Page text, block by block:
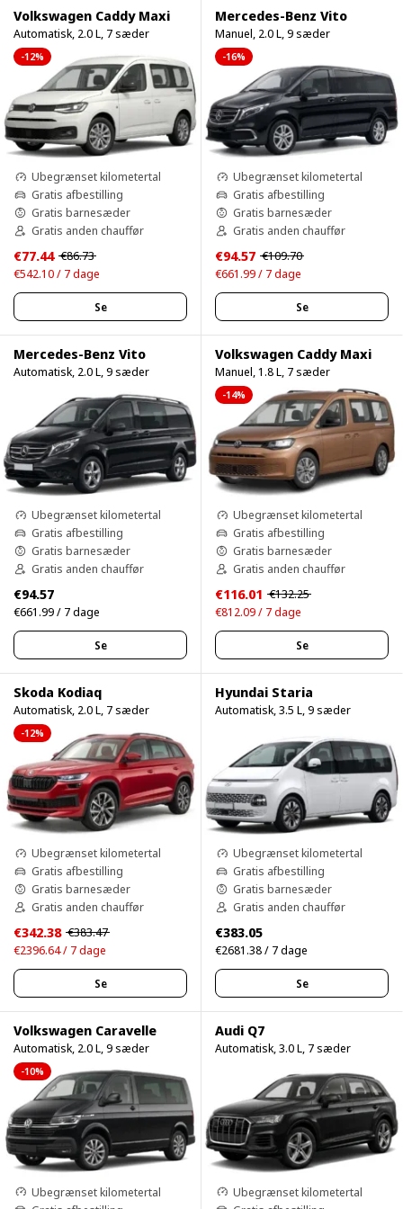
Volkswagen Caddy Maxi
Automatisk, 2.0 L, 7 sæder
-12%
Ubegrænset kilometertal
Gratis afbestilling
Gratis barnesæder
Gratis anden chauffør
€77.44 €86.73
€542.10 / 7 dage
Se
Mercedes-Benz Vito
Manuel, 2.0 L, 9 sæder
-16%
Ubegrænset kilometertal
Gratis afbestilling
Gratis barnesæder
Gratis anden chauffør
€94.57 €109.70
€661.99 / 7 dage
Se
Mercedes-Benz Vito
Automatisk, 2.0 L, 9 sæder
Ubegrænset kilometertal
Gratis afbestilling
Gratis barnesæder
Gratis anden chauffør
€94.57
€661.99 / 7 dage
Se
Volkswagen Caddy Maxi
Manuel, 1.8 L, 7 sæder
-14%
Ubegrænset kilometertal
Gratis afbestilling
Gratis barnesæder
Gratis anden chauffør
€116.01 €132.25
€812.09 / 7 dage
Se
Skoda Kodiaq
Automatisk, 2.0 L, 7 sæder
-12%
Ubegrænset kilometertal
Gratis afbestilling
Gratis barnesæder
Gratis anden chauffør
€342.38 €383.47
€2396.64 / 7 dage
Se
Hyundai Staria
Automatisk, 3.5 L, 9 sæder
Ubegrænset kilometertal
Gratis afbestilling
Gratis barnesæder
Gratis anden chauffør
€383.05
€2681.38 / 7 dage
Se
Volkswagen Caravelle
Automatisk, 2.0 L, 9 sæder
-10%
Ubegrænset kilometertal
Audi Q7
Automatisk, 3.0 L, 7 sæder
Ubegrænset kilometertal